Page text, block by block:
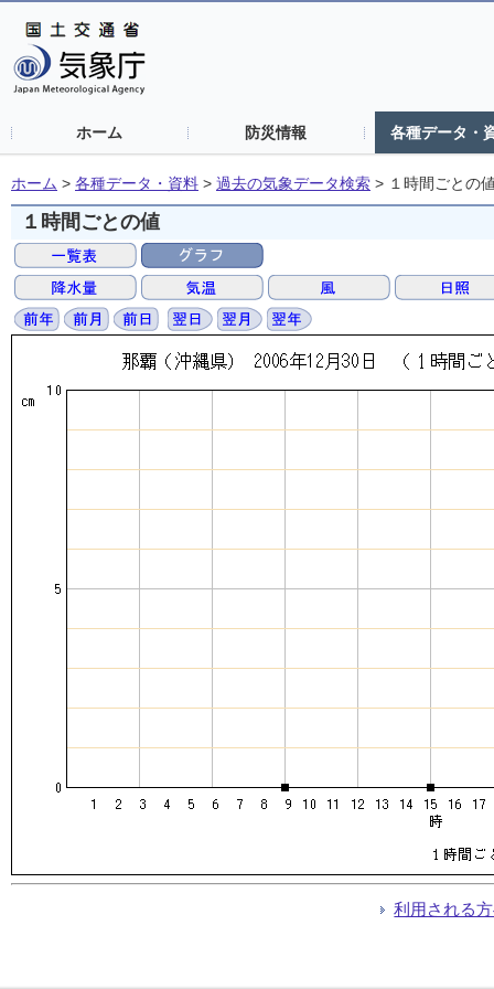
ホーム 防災情報 各種データ・
ホーム > 各種データ・資料 > 過去の気象データ検索 > １時間ごとの
１時間ごとの値
利用される